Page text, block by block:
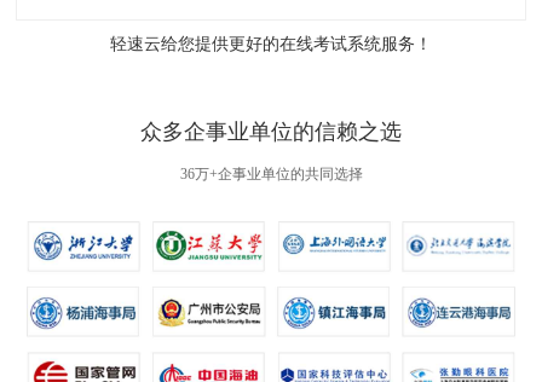
轻速云给您提供更好的在线考试系统服务！
众多企事业单位的信赖之选
36万+企事业单位的共同选择